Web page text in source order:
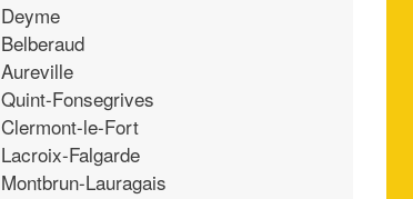
Deyme
Belberaud
Aureville
Quint-Fonsegrives
Clermont-le-Fort
Lacroix-Falgarde
Montbrun-Lauragais